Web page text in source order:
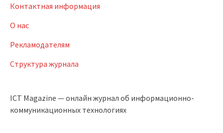
Контактная информация
О нас
Рекламодателям
Структура журнала
ICT Magazine — онлайн журнал об информационно-
коммуникационных технологиях